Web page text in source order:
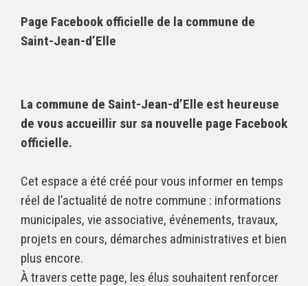
Page Facebook officielle de la commune de
Saint-Jean-d’Elle
La commune de Saint-Jean-d’Elle est heureuse
de vous accueillir sur sa nouvelle page Facebook
officielle.
Cet espace a été créé pour vous informer en temps
réel de l’actualité de notre commune : informations
municipales, vie associative, événements, travaux,
projets en cours, démarches administratives et bien
plus encore.
À travers cette page, les élus souhaitent renforcer